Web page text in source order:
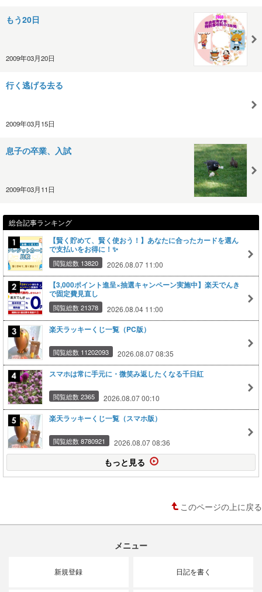
もう20日
2009年03月20日
行く逃げる去る
2009年03月15日
息子の卒業、入試
2009年03月11日
総合記事ランキング
【賢く貯めて、賢く使おう！】あなたに合ったカードを選ん
で支払いをお得に！✨
閲覧総数 13820 2026.08.07 11:00
【3,000ポイント進呈×抽選キャンペーン実施中】楽天でんき
で固定費見直し
閲覧総数 21378 2026.08.04 11:00
楽天ラッキーくじ一覧（PC版）
閲覧総数 11202093 2026.08.07 08:35
スマホは常に手元に・微笑み返したくなる千日紅
閲覧総数 2365 2026.08.07 00:10
楽天ラッキーくじ一覧（スマホ版）
閲覧総数 8780921 2026.08.07 08:36
もっと見る
このページの上に戻る
メニュー
新規登録 日記を書く